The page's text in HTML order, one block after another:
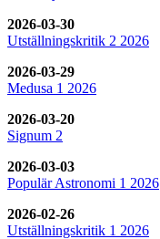
2026-03-30
Utställningskritik 2 2026
2026-03-29
Medusa 1 2026
2026-03-20
Signum 2
2026-03-03
Populär Astronomi 1 2026
2026-02-26
Utställningskritik 1 2026